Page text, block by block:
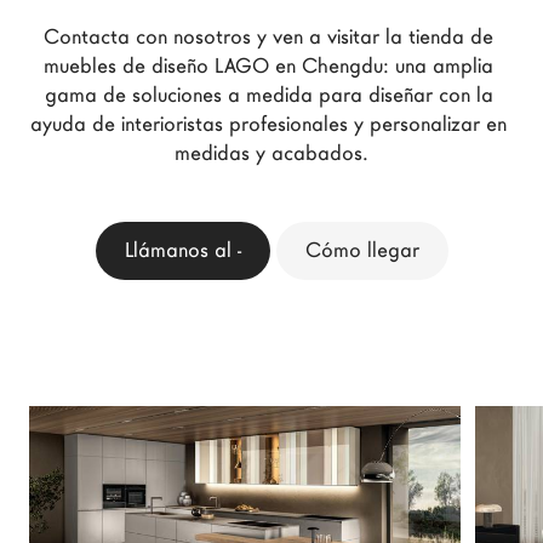
Arquitectos
LAGO Homes
Configurador
News
Catálogos
Contactos
Contacta con nosotros y ven a visitar la tienda de
muebles de diseño LAGO en Chengdu: una amplia
gama de soluciones a medida para diseñar con la
ayuda de interioristas profesionales y personalizar en
medidas y acabados.
Llámanos al - Cómo llegar